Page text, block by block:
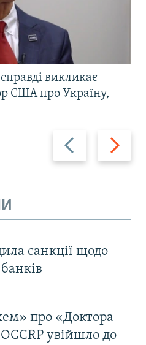
Назад Вперед
викликає
США про Україну,
санкції щодо
про «Доктора
увійшло до